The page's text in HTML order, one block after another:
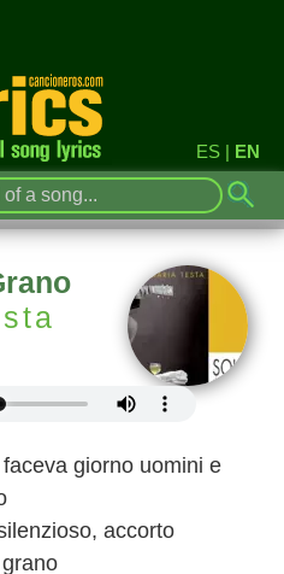
ES | EN
giorno uomini e
accorto